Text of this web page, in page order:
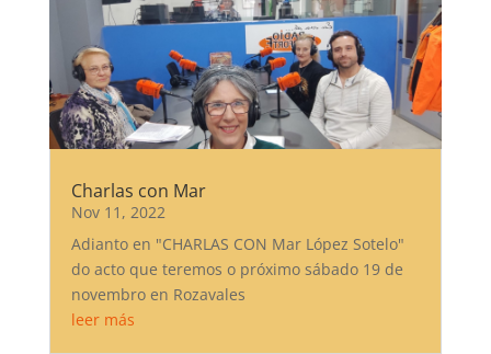
Charlas con Mar
Nov 11, 2022
Adianto en "CHARLAS CON Mar López Sotelo"
do acto que teremos o próximo sábado 19 de
novembro en Rozavales
leer más